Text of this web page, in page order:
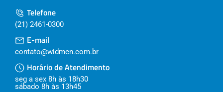
Telefone
(21) 2461-0300
E-mail
contato@widmen.com.br
Horário de Atendimento
seg a sex 8h às 18h30
sábado 8h às 13h45